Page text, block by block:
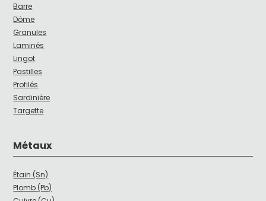
Barre
Dôme
Granules
Laminés
Lingot
Pastilles
Profilés
Sardinière
Targette
Métaux
Étain (Sn)
Plomb (Pb)